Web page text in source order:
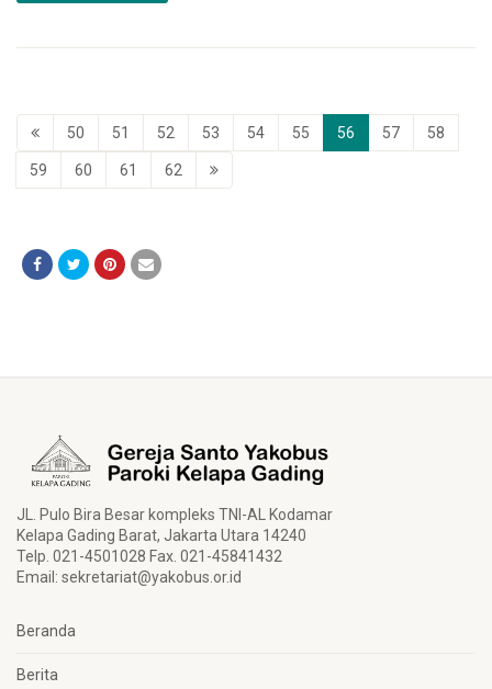
50 51 52 53 54 55 56 57 58
59 60 61 62
JL. Pulo Bira Besar kompleks TNI-AL Kodamar
Kelapa Gading Barat, Jakarta Utara 14240
Telp. 021-4501028 Fax. 021-45841432
Email: sekretariat@yakobus.or.id
Beranda
Berita